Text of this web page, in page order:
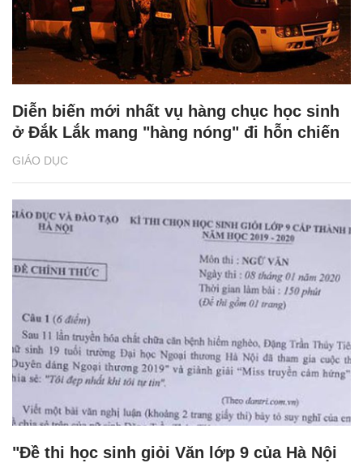
GIÁO DỤC
Diễn biến mới nhất vụ hàng chục học sinh
ở Đắk Lắk mang "hàng nóng" đi hỗn chiến
"Đề thi học sinh giỏi Văn lớp 9 của Hà Nội